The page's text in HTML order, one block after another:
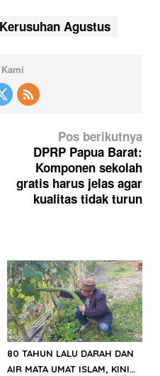
Kerusuhan Agustus
Pos berikutnya
DPRP Papua Barat:
Komponen sekolah
gratis harus jelas agar
kualitas tidak turun
80 TAHUN LALU DARAH DAN
AIR MATA UMAT ISLAM, KINI